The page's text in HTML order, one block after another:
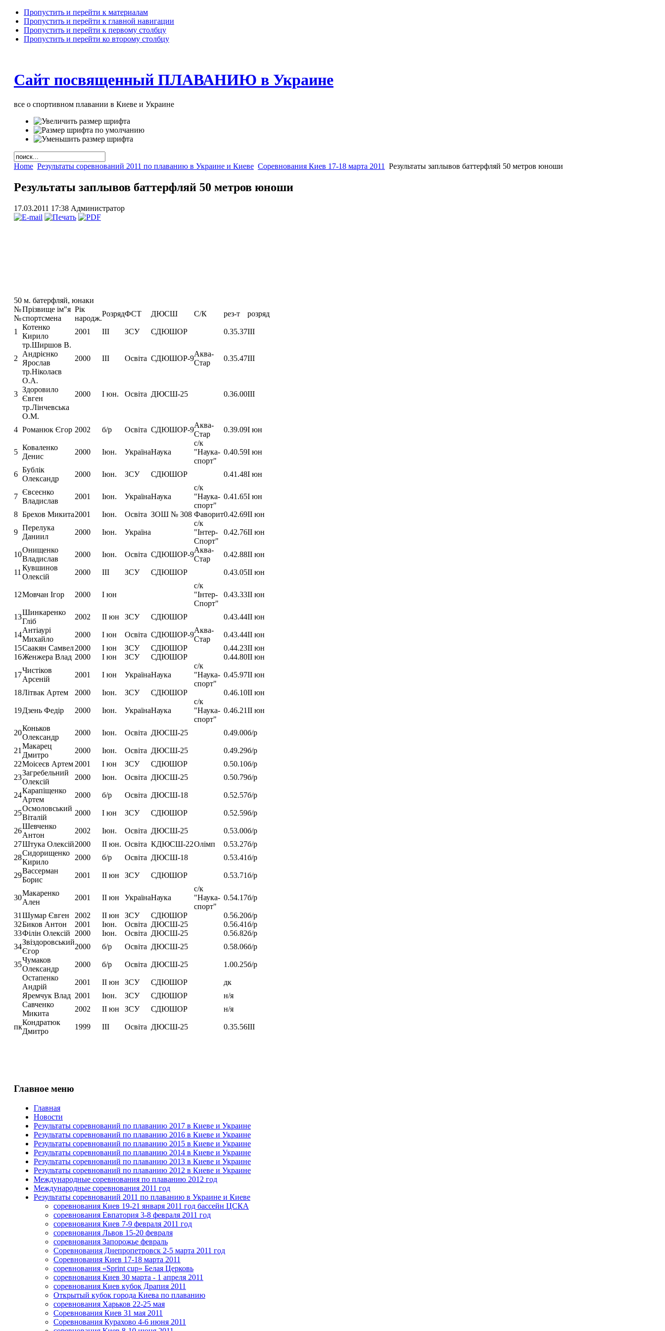
Пропустить и перейти к материалам
Пропустить и перейти к главной навигации
Пропустить и перейти к первому столбцу
Пропустить и перейти ко второму столбцу
Сайт посвященный ПЛАВАНИЮ в Украине
все о спортивном плавании в Киеве и Украине
Home Результаты соревнований 2011 по плаванию в Украине и Киеве Соревнования Киев 17-18 марта 2011 Результаты заплывов баттерфляй 50 метров юноши
Результаты заплывов баттерфляй 50 метров юноши
17.03.2011 17:38 Администратор
50 м. батерфляй, юнаки
№
№
Прізвище ім"я
спортсмена
Рік
народж.
РозрядФСТ ДЮСШ С/К рез-т розряд
1
Котенко
Кирило
2001 ІІІ ЗСУ СДЮШОР 0.35.37ІІІ
тр.Ширшов В.
2
Андрієнко
Ярослав
2000 ІІІ Освіта СДЮШОР-9
Аква-
Стар
0.35.47ІІІ
тр.Ніколаєв
О.А.
3
Здоровило
Євген
2000 І юн. Освіта ДЮСШ-25 0.36.00ІІІ
тр.Лінчевська
О.М.
4 Романюк Єгор 2002 б/р Освіта СДЮШОР-9
Аква-
Стар
0.39.09І юн
5
Коваленко
Денис
2000 Іюн. УкраїнаНаука
с/к
"Наука-
спорт"
0.40.59І юн
6
Бублік
Олександр
2000 Іюн. ЗСУ СДЮШОР 0.41.48І юн
7
Євсеєнко
Владислав
2001 Іюн. УкраїнаНаука
с/к
"Наука-
спорт"
0.41.65І юн
8 Брехов Микита2001 Іюн. Освіта ЗОШ № 308 Фаворит0.42.69ІІ юн
9
Перелука
Даниил
2000 Іюн. Україна
с/к
"Інтер-
Спорт"
0.42.76ІІ юн
10
Онищенко
Владислав
2000 Іюн. Освіта СДЮШОР-9
Аква-
Стар
0.42.88ІІ юн
11
Кувшинов
Олексій
2000 ІІІ ЗСУ СДЮШОР 0.43.05ІІ юн
12Мовчан Ігор 2000 І юн
с/к
"Інтер-
Спорт"
0.43.33ІІ юн
13
Шинкаренко
Гліб
2002 ІІ юн ЗСУ СДЮШОР 0.43.44ІІ юн
14
Антіаурі
Михайло
2000 І юн Освіта СДЮШОР-9
Аква-
Стар
0.43.44ІІ юн
15Саакян Самвел2000 І юн ЗСУ СДЮШОР 0.44.23ІІ юн
16Женжера Влад 2000 І юн ЗСУ СДЮШОР 0.44.80ІІ юн
17
Чистіков
Арсеній
2001 І юн УкраїнаНаука
с/к
"Наука-
спорт"
0.45.97ІІ юн
18Літвак Артем 2000 Іюн. ЗСУ СДЮШОР 0.46.10ІІ юн
19Дзень Федір 2000 Іюн. УкраїнаНаука
с/к
"Наука-
спорт"
0.46.21ІІ юн
20
Коньков
Олександр
2000 Іюн. Освіта ДЮСШ-25 0.49.00б/р
21
Макарец
Дмитро
2000 Іюн. Освіта ДЮСШ-25 0.49.29б/р
22Моісеєв Артем 2001 І юн ЗСУ СДЮШОР 0.50.10б/р
23
Загребельний
Олексій
2000 Іюн. Освіта ДЮСШ-25 0.50.79б/р
24
Карапіщенко
Артем
2000 б/р Освіта ДЮСШ-18 0.52.57б/р
25
Осмоловський
Віталій
2000 І юн ЗСУ СДЮШОР 0.52.59б/р
26
Шевченко
Антон
2002 Іюн. Освіта ДЮСШ-25 0.53.00б/р
27Штука Олексій2000 ІІ юн. Освіта КДЮСШ-22Олімп 0.53.27б/р
28
Сидорищенко
Кирило
2000 б/р Освіта ДЮСШ-18 0.53.41б/р
29
Вассерман
Борис
2001 ІІ юн ЗСУ СДЮШОР 0.53.71б/р
30
Макаренко
Ален
2001 ІІ юн УкраїнаНаука
с/к
"Наука-
спорт"
0.54.17б/р
31 Шумар Євген 2002 ІІ юн ЗСУ СДЮШОР 0.56.20б/р
32Биков Антон 2001 Іюн. Освіта ДЮСШ-25 0.56.41б/р
33Філін Олексій 2000 Іюн. Освіта ДЮСШ-25 0.56.82б/р
34
Звіздоровський
Єгор
2000 б/р Освіта ДЮСШ-25 0.58.06б/р
35
Чумаков
Олександр
2000 б/р Освіта ДЮСШ-25 1.00.25б/р
Остапенко
Андрій
2001 ІІ юн ЗСУ СДЮШОР
дк
Яремчук Влад 2001 Іюн. ЗСУ СДЮШОР
н/я
Савченко
Микита
2002 ІІ юн ЗСУ СДЮШОР н/я
пк
Кондратюк
Дмитро
1999 ІІІ Освіта ДЮСШ-25 0.35.56ІІІ
Главное меню
Главная
Новости
Результаты соревнований по плаванию 2017 в Киеве и Украине
Результаты соревнований по плаванию 2016 в Киеве и Украине
Результаты соревнований по плаванию 2015 в Киеве и Украине
Результаты соревнований по плаванию 2014 в Киеве и Украине
Результаты соревнований по плаванию 2013 в Киеве и Украине
Результаты соревнований по плаванию 2012 в Киеве и Украине
Международные соревнования по плаванию 2012 год
Международные соревнования 2011 год
Результаты соревнований 2011 по плаванию в Украине и Киеве
соревнования Киев 19-21 января 2011 год бассейн ЦСКА
соревнования Евпатория 3-8 февраля 2011 год
соревнования Киев 7-9 февраля 2011 год
соревнования Львов 15-20 февраля
соревнования Запорожье февраль
Соревнования Днепропетровск 2-5 марта 2011 год
Соревнования Киев 17-18 марта 2011
соревнования «Sprint cup» Белая Церковь
соревнования Киев 30 марта - 1 апреля 2011
соревнования Киев кубок Драпия 2011
Открытый кубок города Киева по плаванию
соревнования Харьков 22-25 мая
Соревнования Киев 31 мая 2011
Соревнования Курахово 4-6 июня 2011